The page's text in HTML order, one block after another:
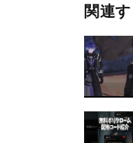
関連